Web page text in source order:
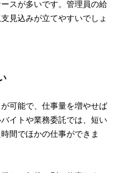
スが多いです。管理員の給
見込みが立てやすいでしょ
可能で、仕事量を増やせば
イトや業務委託では、短い
間でほかの仕事ができま